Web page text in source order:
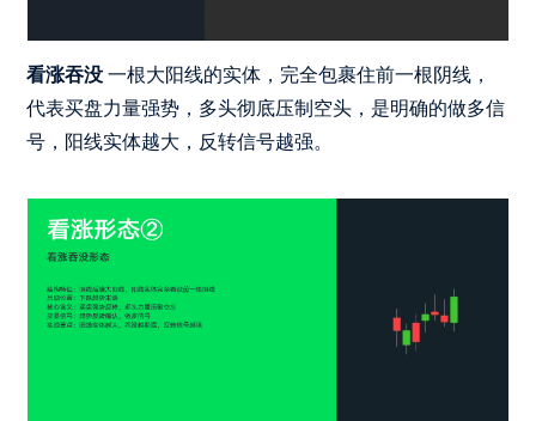
看涨吞没一根大阳线的实体，完全包裹住前一根阴线，
代表买盘力量强势，多头彻底压制空头，是明确的做多信
号，阳线实体越大，反转信号越强。